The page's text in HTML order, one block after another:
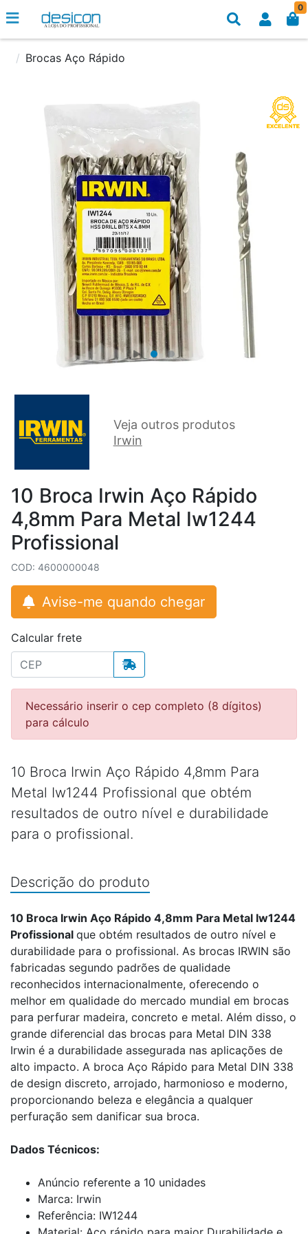
0
Brocas Aço Rápido
Veja outros produtos
Irwin
10 Broca Irwin Aço Rápido
4,8mm Para Metal Iw1244
Profissional
COD: 4600000048
Avise-me quando chegar
Calcular frete
Necessário inserir o cep completo (8 dígitos)
para cálculo
10 Broca Irwin Aço Rápido 4,8mm Para
Metal Iw1244 Profissional que obtém
resultados de outro nível e durabilidade
para o profissional.
Descrição do produto
10 Broca Irwin Aço Rápido 4,8mm Para Metal Iw1244
Profissional que obtém resultados de outro nível e
durabilidade para o profissional. As brocas IRWIN são
fabricadas segundo padrões de qualidade
reconhecidos internacionalmente, oferecendo o
melhor em qualidade do mercado mundial em brocas
para perfurar madeira, concreto e metal. Além disso, o
grande diferencial das brocas para Metal DIN 338
Irwin é a durabilidade assegurada nas aplicações de
alto impacto. A broca Aço Rápido para Metal DIN 338
de design discreto, arrojado, harmonioso e moderno,
proporcionando beleza e elegância a qualquer
perfuração sem danificar sua broca.
Dados Técnicos:
Anúncio referente a 10 unidades
Marca: Irwin
Referência: IW1244